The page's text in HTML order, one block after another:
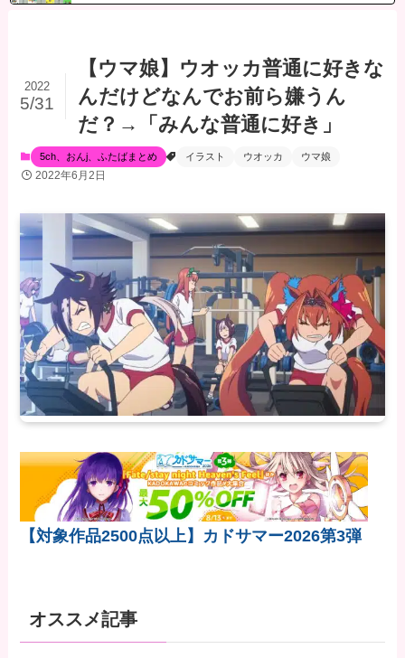
【ウマ娘】ウオッカ普通に好きな
んだけどなんでお前ら嫌うん
だ？→「みんな普通に好き」
2022
5/31
5ch、おんj、ふたばまとめ イラスト ウオッカ ウマ娘
2022年6月2日
【対象作品2500点以上】カドサマー2026第3弾
オススメ記事